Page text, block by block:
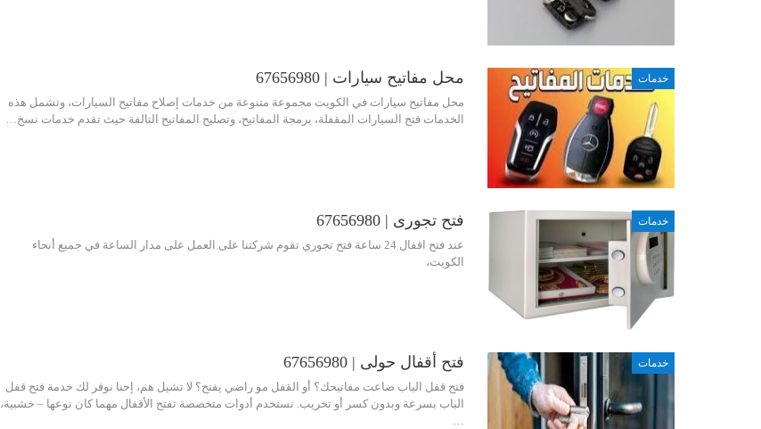
خدمات محل مفاتيح سيارات | 67656980
محل مفاتيح سيارات في الكويت مجموعة متنوعة من خدمات إصلاح مفاتيح السيارات، وتشمل هذه
الخدمات فتح السيارات المقفلة، برمجة المفاتيح، وتصليح المفاتيح التالفة حيث تقدم خدمات نسخ…
خدمات فتح تجورى | 67656980
عند فتح اقفال 24 ساعة فتح تجوري تقوم شركتنا على العمل على مدار الساعة في جميع أنحاء
الكويت،
خدمات فتح أقفال حولى | 67656980
فتح قفل الباب ضاعت مفاتيحك؟ أو القفل مو راضي يفتح؟ لا تشيل هم، إحنا نوفر لك خدمة فتح قفل
الباب بسرعة وبدون كسر أو تخريب. نستخدم أدوات متخصصة تفتح الأقفال مهما كان نوعها – خشبية،
…